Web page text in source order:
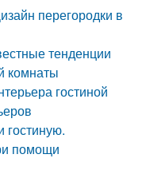
перегородки в
тенденции
комнаты
гостиной
гостиную.
помощи